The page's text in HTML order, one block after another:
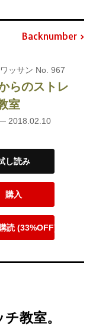
Backnumber
ッサン No. 967
らのストレ
室
2018.02.10
し読み
購入
読 (33%OFF)
教室。